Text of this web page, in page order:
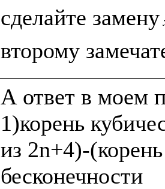
сделайте замену
А ответ в моем
1)корень
из 2n+4)-